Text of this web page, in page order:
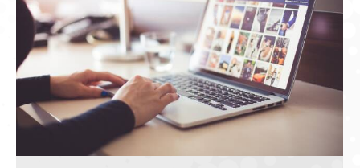
GIOVEDÌ GASTRONOMICI
COMUNICATI E NEWS
CONTATTI